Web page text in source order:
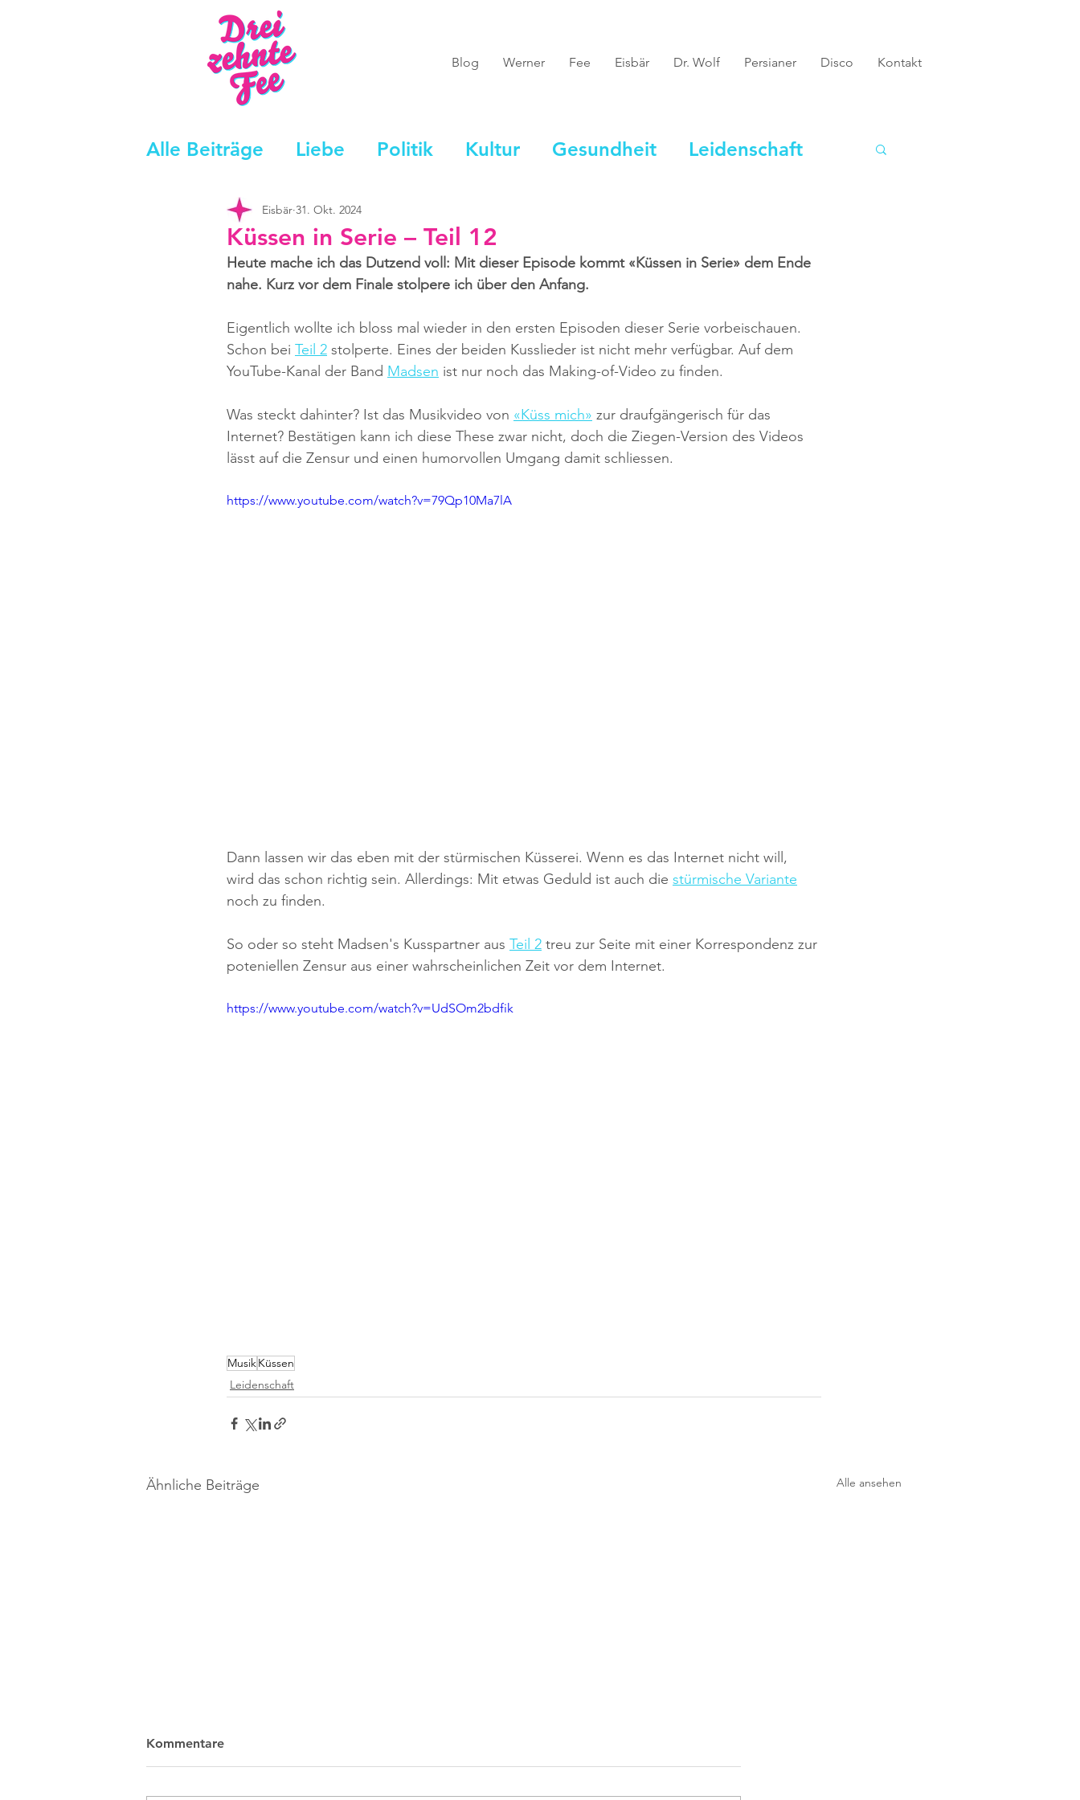
Blog Werner Fee Eisbär Dr. Wolf Persianer Disco Kontakt
Alle Beiträge Liebe Politik Kultur Gesundheit Leidenschaft
Küssen in Serie – Teil 12
Eisbär 31. Okt. 2024
Heute mache ich das Dutzend voll: Mit dieser Episode kommt «Küssen in Serie» dem Ende
nahe. Kurz vor dem Finale stolpere ich über den Anfang.
Eigentlich wollte ich bloss mal wieder in den ersten Episoden dieser Serie vorbeischauen.
Schon bei Teil 2 stolperte. Eines der beiden Kusslieder ist nicht mehr verfügbar. Auf dem
YouTube-Kanal der Band Madsen ist nur noch das Making-of-Video zu finden.
Was steckt dahinter? Ist das Musikvideo von «Küss mich» zur draufgängerisch für das
Internet? Bestätigen kann ich diese These zwar nicht, doch die Ziegen-Version des Videos
lässt auf die Zensur und einen humorvollen Umgang damit schliessen.
https://www.youtube.com/watch?v=79Qp10Ma7lA
Dann lassen wir das eben mit der stürmischen Küsserei. Wenn es das Internet nicht will,
wird das schon richtig sein. Allerdings: Mit etwas Geduld ist auch die stürmische Variante
noch zu finden.
So oder so steht Madsen's Kusspartner aus Teil 2 treu zur Seite mit einer Korrespondenz zur
poteniellen Zensur aus einer wahrscheinlichen Zeit vor dem Internet.
https://www.youtube.com/watch?v=UdSOm2bdfik
Musik Küssen
Leidenschaft
Ähnliche Beiträge Alle ansehen
Kommentare